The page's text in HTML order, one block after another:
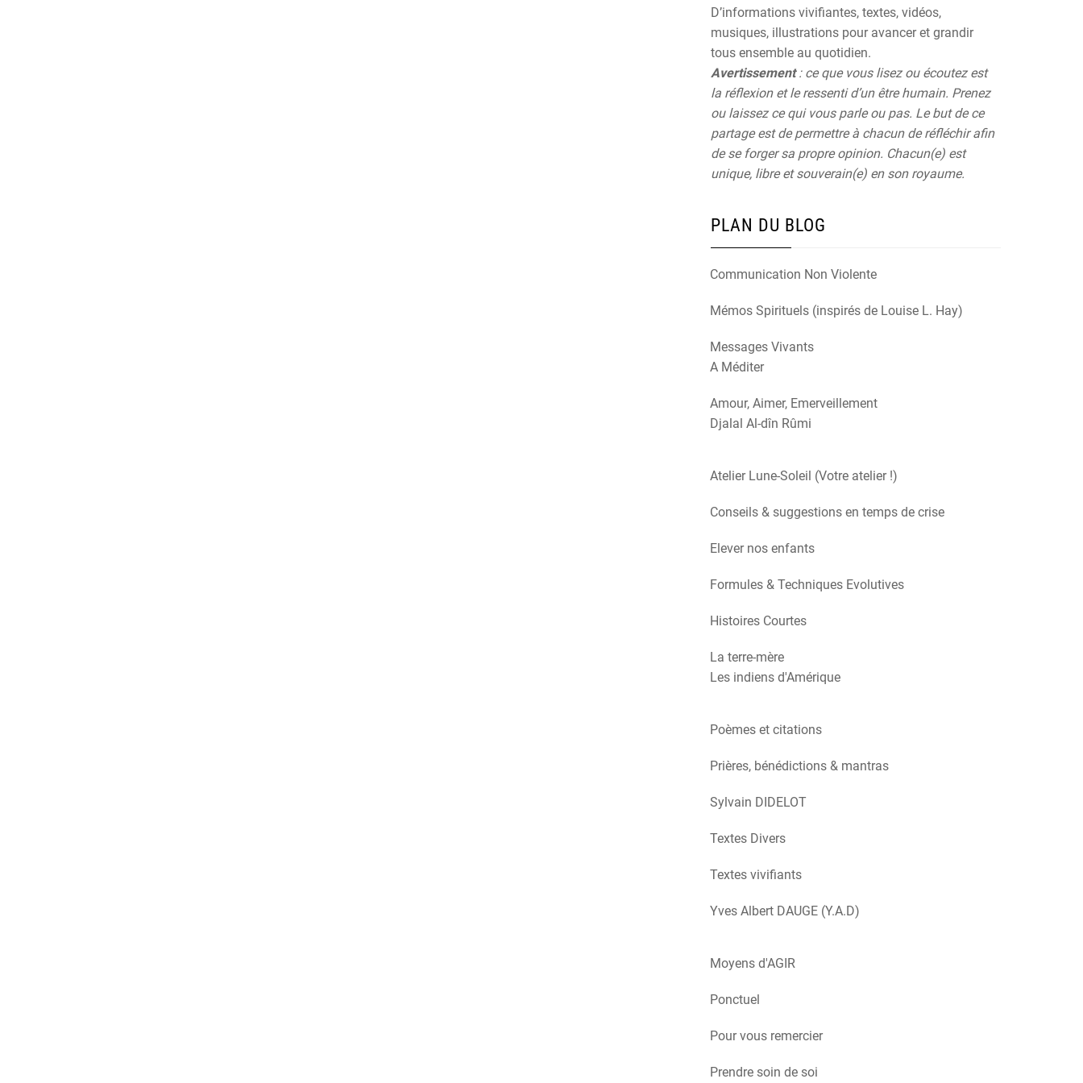
D’informations vivifiantes, textes, vidéos,
musiques, illustrations pour avancer et grandir
tous ensemble au quotidien.
Avertissement: ce que vous lisez ou écoutez est
la réflexion et le ressenti d’un être humain. Prenez
ou laissez ce qui vous parle ou pas. Le but de ce
partage est de permettre à chacun de réfléchir afin
de se forger sa propre opinion. Chacun(e) est
unique, libre et souverain(e) en son royaume.
PLAN DU BLOG
Communication Non Violente
Mémos Spirituels (inspirés de Louise L. Hay)
Messages Vivants
A Méditer
Amour, Aimer, Emerveillement
Djalal Al-dîn Rûmi
Atelier Lune-Soleil (Votre atelier !)
Conseils & suggestions en temps de crise
Elever nos enfants
Formules & Techniques Evolutives
Histoires Courtes
La terre-mère
Les indiens d'Amérique
Poèmes et citations
Prières, bénédictions & mantras
Sylvain DIDELOT
Textes Divers
Textes vivifiants
Yves Albert DAUGE (Y.A.D)
Moyens d'AGIR
Ponctuel
Pour vous remercier
Prendre soin de soi